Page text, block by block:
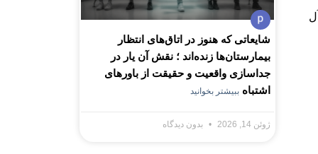
شایعاتی که هنوز در اتاق‌های انتظار
بیمارستان‌ها زنده‌اند ؛ نقش آن یار در
جداسازی واقعیت و حقیقت از باورهای
اشتباه ببیشتر بخوانید
ژوئن 14, 2026 بدون دیدگاه